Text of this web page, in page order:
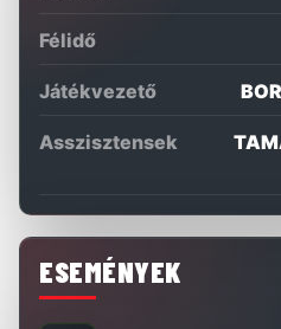
Félidő
Játékvezető
Asszisztensek
ESEMÉNYEK